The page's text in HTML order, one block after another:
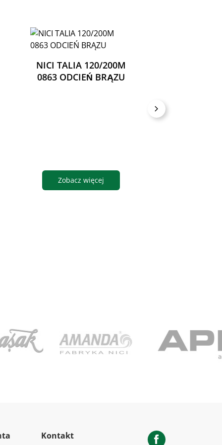
NICI TALIA 120/200M
0863 ODCIEŃ BRĄZU
Zobacz więcej
Kontakt